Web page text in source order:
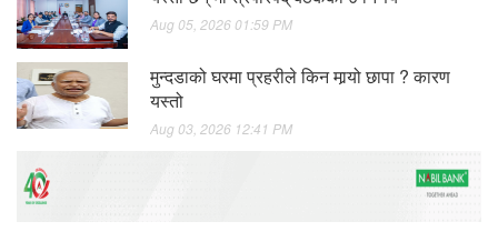
Aug 05, 2026 01:59 PM
मुन्दडाको घरमा प्रहरीले किन मार्‍यो छापा ? कारण
यस्तो
Aug 03, 2026 12:41 PM